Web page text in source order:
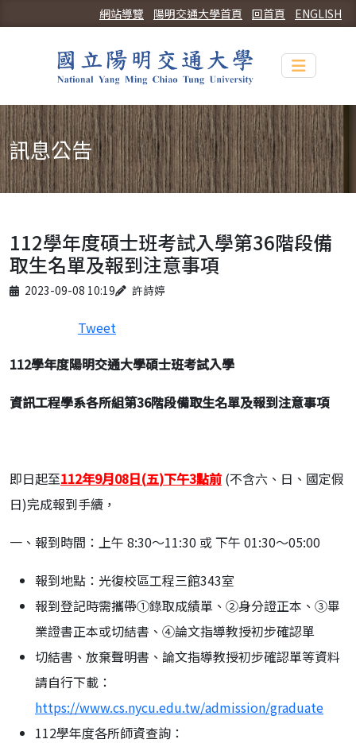
ENGLISH
回首頁
陽明交通大學首頁
網站導覽
Toggle
訊息公告
112學年度碩士班考試入學第36階段備
取生名單及報到注意事項
Published on
2023-09-08 10:19
Author 許詩婷
Tweet
112學年度陽明交通大學碩士班考試入學
資訊工程學系各所組第36階段備取生名單及報到注意事項
即日起至112年9月08日(五)下午3點前 (不含六、日、國定假
日)完成報到手續，
一、報到時間：上午 8:30～11:30 或 下午 01:30～05:00
報到地點：光復校區工程三館343室
報到登記時需攜帶①錄取成績單、②身分證正本、③畢
業證書正本或切結書、④論文指導教授初步確認單
切結書、放棄聲明書、論文指導教授初步確認單等資料
請自行下載：
https://www.cs.nycu.edu.tw/admission/graduate
112學年度各所師資查詢：